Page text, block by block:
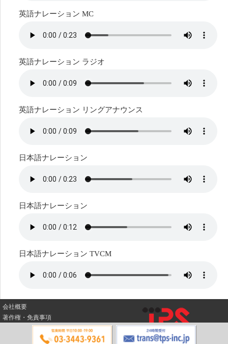
英語ナレーション MC
英語ナレーション ラジオ
英語ナレーション リングアナウンス
日本語ナレーション
日本語ナレーション
日本語ナレーション TVCM
会社概要
著作権・免責事項